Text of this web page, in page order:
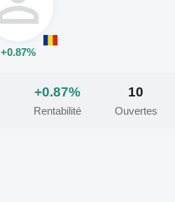
+0.87%
+0.87%
Rentabilité
10
Ouvertes